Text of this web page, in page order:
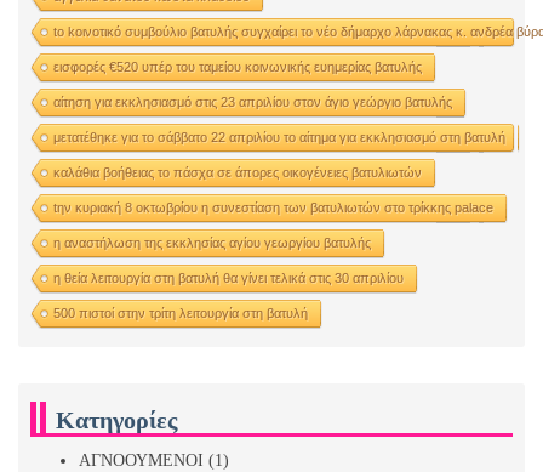
to kοινοτικό συμβούλιο βατυλής συγχαίρει το νέο δήμαρχο λάρνακας κ. ανδρέα
εισφορές €520 υπέρ του ταμείου κοινωνικής ευημερίας βατυλής
αίτηση για εκκλησιασμό στις 23 απριλίου στον άγιο γεώργιο βατυλής
μετατέθηκε για το σάββατο 22 απριλίου το αίτημα για εκκλησιασμό στη βατυλή
καλάθια βοήθειας το πάσχα σε άπορες οικογένειες βατυλιωτών
tην κυριακή 8 οκτωβρίου η συνεστίαση των βατυλιωτών στο τρίκκης palace
η αναστήλωση της εκκλησίας αγίου γεωργίου βατυλής
η θεία λειτουργία στη βατυλή θα γίνει τελικά στις 30 απριλίου
500 πιστοί στην τρίτη λειτουργία στη βατυλή
Κατηγορίες
ΑΓΝΟΟΥΜΕΝΟΙ (1)